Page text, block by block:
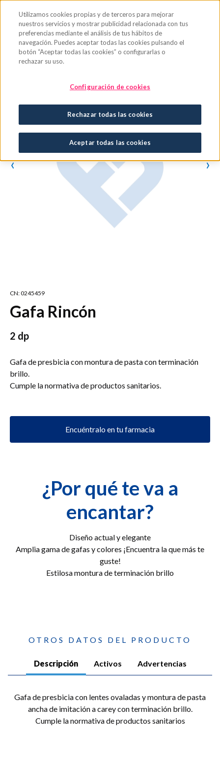
‹ ›
CN: 0245459
Gafa Rincón
2 dp
Gafa de presbicia con montura de pasta con terminación
brillo.
Cumple la normativa de productos sanitarios.
Encuéntralo en tu farmacia
¿Por qué te va a
encantar?
Diseño actual y elegante
Amplia gama de gafas y colores ¡Encuentra la que más te
guste!
Estilosa montura de terminación brillo
OTROS DATOS DEL PRODUCTO
Descripción Activos Advertencias
Gafa de presbicia con lentes ovaladas y montura de pasta
ancha de imitación a carey con terminación brillo.
Cumple la normativa de productos sanitarios
Utilizamos cookies propias y de terceros para mejorar
nuestros servicios y mostrar publicidad relacionada con tus
preferencias mediante el análisis de tus hábitos de
navegación. Puedes aceptar todas las cookies pulsando el
botón “Aceptar todas las cookies” o configurarlas o
rechazar su uso.
Configuración de cookies
Rechazar todas las cookies
Aceptar todas las cookies